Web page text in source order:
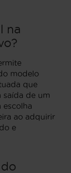
na
modelo
que
saída de um
escolha
ao adquirir
e